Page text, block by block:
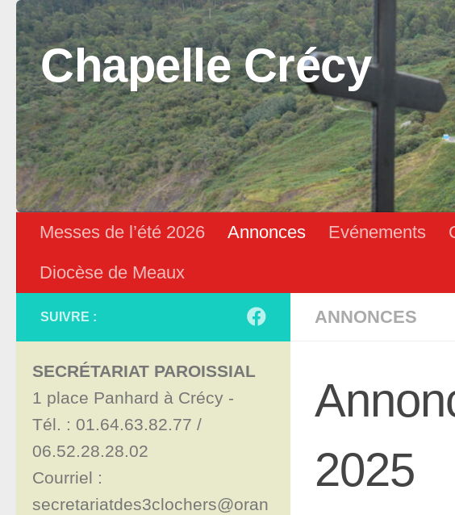
Skip to content
Chapelle Crécy
Messes de l’été 2026 Annonces Evénements
Diocèse de Meaux
ANNONCES
2025
SUIVRE :
SECRÉTARIAT PAROISSIAL
1 place Panhard à Crécy -
Tél. : 01.64.63.82.77 /
06.52.28.28.02
Courriel :
secretariatdes3clochers@oran